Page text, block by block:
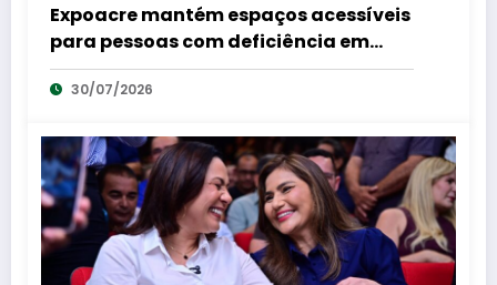
Expoacre mantém espaços acessíveis
para pessoas com deficiência em
shows e rodeios
30/07/2026